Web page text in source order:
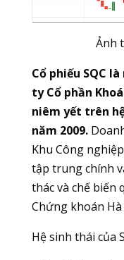
Ảnh
Cổ phiếu SQC
ty Cổ phần
niêm yết trên
năm 2009.
Khu Công
tập trung chính
thác và chế biến
Chứng khoán Hà
Hệ sinh thái của